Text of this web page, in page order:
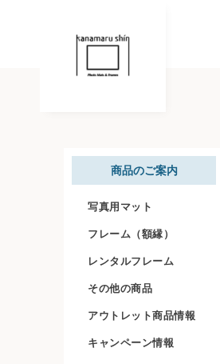
商品のご案内
写真用マット
フレーム（額縁）
レンタルフレーム
その他の商品
アウトレット商品情報
キャンペーン情報